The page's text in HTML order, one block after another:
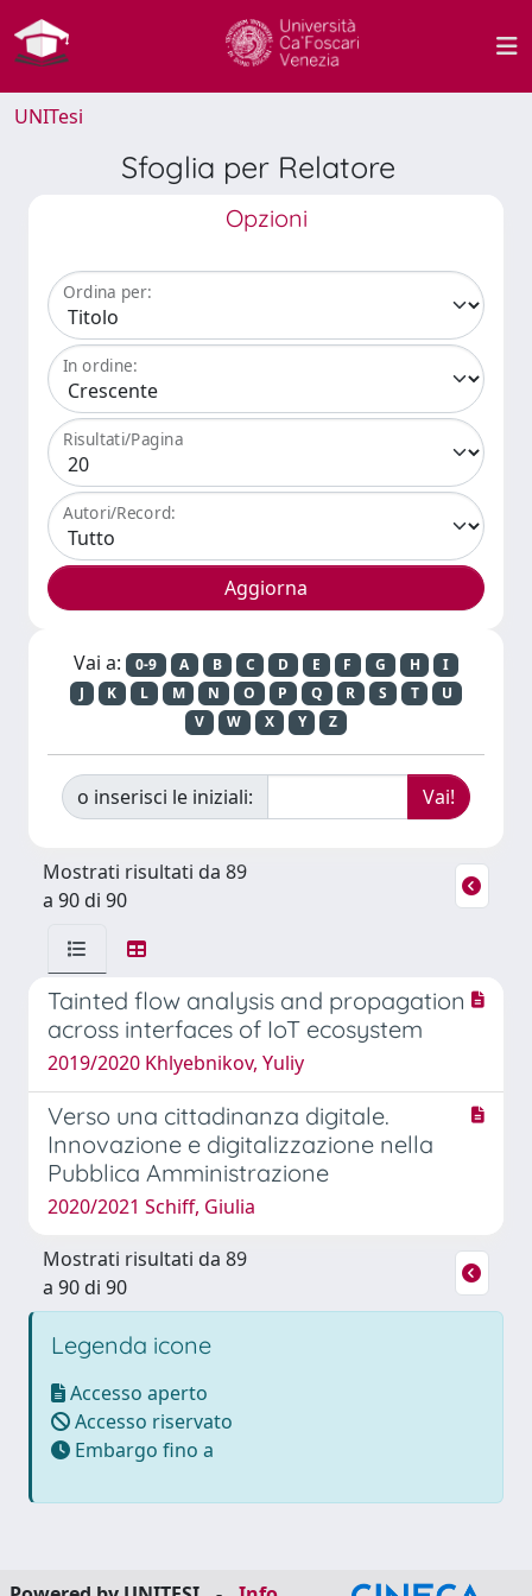
UNITesi
Sfoglia per Relatore
Opzioni
Ordina per:
In ordine:
Risultati/Pagina
Autori/Record:
Vai a: 0-9 A B C D E F G H
I
J
K L M N O P Q R S T
U
V
W X Y Z
o inserisci le iniziali:
Mostrati risultati da 89
a 90 di 90
Tainted flow analysis and propagation
across interfaces of IoT ecosystem
2019/2020 Khlyebnikov, Yuliy
Verso una cittadinanza digitale.
Innovazione e digitalizzazione nella
Pubblica Amministrazione
2020/2021 Schiff, Giulia
Mostrati risultati da 89
a 90 di 90
Legenda icone
Accesso aperto
Accesso riservato
Embargo fino a